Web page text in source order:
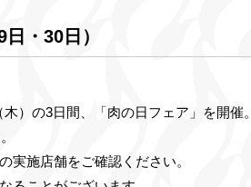
・30日）
）の3日間、「肉の日フェア」を開催。
施店舗をご確認ください。